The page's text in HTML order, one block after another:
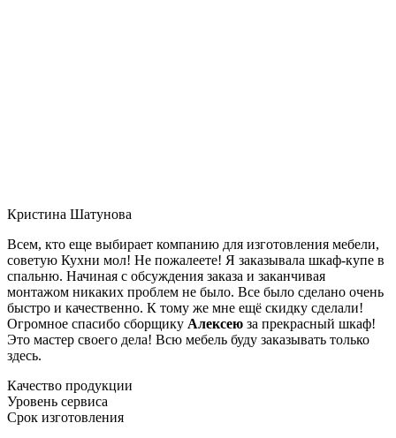
Кристина Шатунова
Всем, кто еще выбирает компанию для изготовления мебели,
советую Кухни мол! Не пожалеете! Я заказывала шкаф-купе в
спальню. Начиная с обсуждения заказа и заканчивая
монтажом никаких проблем не было. Все было сделано очень
быстро и качественно. К тому же мне ещё скидку сделали!
Огромное спасибо сборщику Алексею за прекрасный шкаф!
Это мастер своего дела! Всю мебель буду заказывать только
здесь.
Качество продукции
Уровень сервиса
Срок изготовления